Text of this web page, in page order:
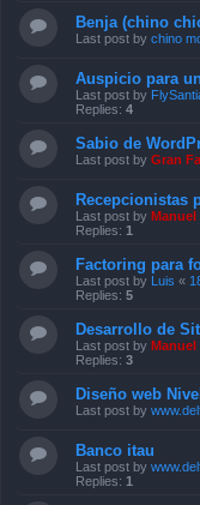
Benja (chino
Last post by chino
Auspicio para
Last post by
Replies: 4
Sabio de
Last post by Gran
Recepcionistas
Last post by Manuel
Replies: 1
Factoring para
Last post by Luis «
Replies: 5
Desarrollo de
Last post by Manuel
Replies: 3
Diseño web
Last post by
Banco itau
Last post by
Replies: 1